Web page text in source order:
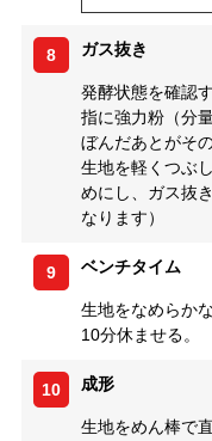
8 ガス抜き
発酵状態を確認す
指に強力粉（分
ぼんだあとがそ
生地を軽くつぶ
めにし、ガス抜
なります）
9 ベンチタイム
生地をなめらか
10分休ませる。
10 成形
生地をめん棒で